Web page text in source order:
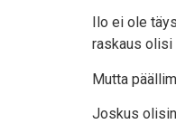
Ilo ei ole
ras­kaus oli­si
Mut­ta
Jos­kus